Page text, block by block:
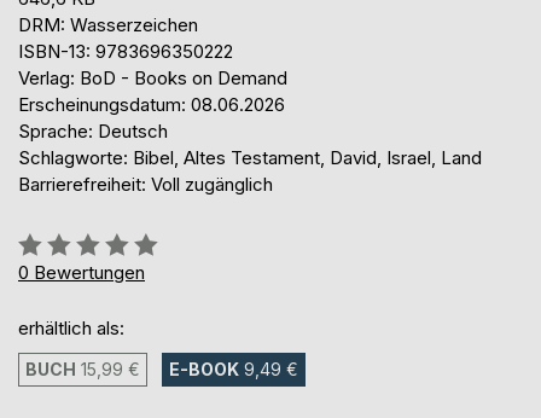
DRM: Wasserzeichen
ISBN-13: 9783696350222
Verlag: BoD - Books on Demand
Erscheinungsdatum: 08.06.2026
Sprache: Deutsch
Schlagworte: Bibel, Altes Testament, David, Israel, Land
Barrierefreiheit: Voll zugänglich
Bewertung::
0%
0 Bewertungen
erhältlich als:
BUCH 15,99 € E-BOOK 9,49 €